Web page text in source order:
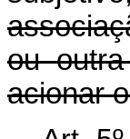
ou
acionar